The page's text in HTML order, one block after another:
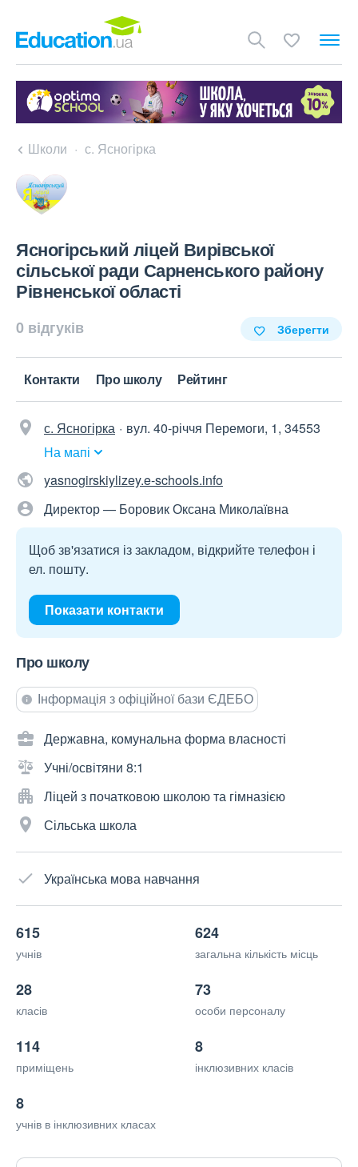
Школи с. Ясногірка
Ясногірський ліцей Вирівської
сільської ради Сарненського району
Рівненської області
0 відгуків Зберегти
Контакти Про школу Рейтинг
с. Ясногірка
вул. 40-річчя Перемоги, 1, 34553
На мапі
yasnogirskiylizey.e-schools.info
Директор — Боровик Оксана Миколаївна
Щоб зв'язатися із закладом, відкрийте телефон і
ел. пошту.
Показати контакти
Про школу
Інформація з офіційної бази ЄДЕБО
Державна, комунальна форма власності
Учні/освітяни 8:1
Ліцей з початковою школою та гімназією
Сільська школа
Українська мова навчання
615
учнів
624
загальна кількість місць
28
класів
73
особи персоналу
114
приміщень
8
інклюзивних класів
8
учнів в інклюзивних класах